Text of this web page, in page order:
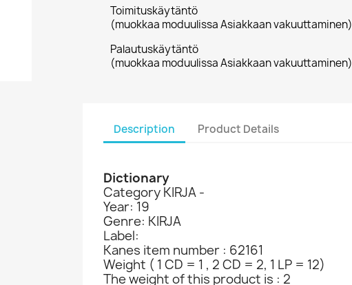
Toimituskäytäntö
(muokkaa moduulissa Asiakkaan vakuuttaminen)
Palautuskäytäntö
(muokkaa moduulissa Asiakkaan vakuuttaminen)
Description Product Details
Dictionary
Category KIRJA -
Year: 19
Genre: KIRJA
Label:
Kanes item number : 62161
Weight ( 1 CD = 1 , 2 CD = 2, 1 LP = 12)
The weight of this product is : 2